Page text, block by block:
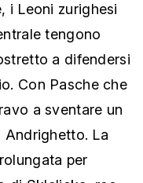
i Leoni zurighesi
tengono
a difendersi
Con Pasche che
a sventare un
La
per